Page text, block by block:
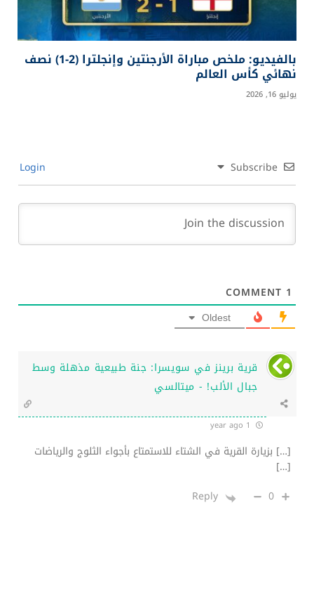
بالفيديو: ملخص مباراة الأرجنتين وإنجلترا (2-1) نصف
نهائي كأس العالم
يوليو 16, 2026
Subscribe
1
Oldest
قرية برينز في سويسرا: جنة طبيعية مذهلة وسط
جبال الألب! - ميتالسي
[…] بزيارة القرية في الشتاء للاستمتاع بأجواء الثلوج والرياضات
[…]
0
Reply